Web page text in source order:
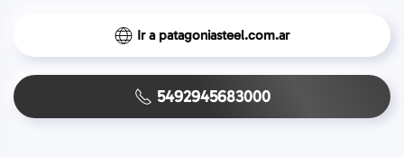
Ir a patagoniasteel.com.ar
5492945683000